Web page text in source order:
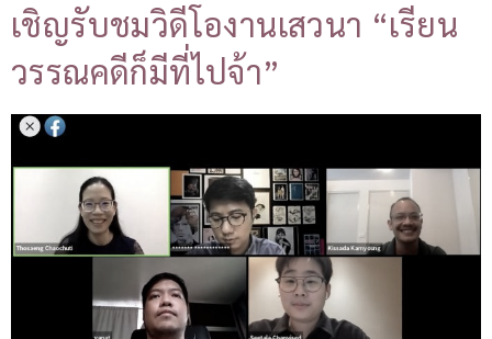
เชิญรับชมวิดีโองานเสวนา “เรียน
วรรณคดีก็มีที่ไปจ้า”